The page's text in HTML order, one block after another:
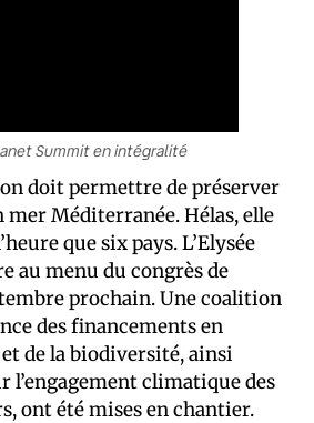
Summit en intégralité
doit permettre de préserver
Méditerranée. Hélas, elle
que six pays. L’Elysée
au menu du congrès de
prochain. Une coalition
des financements en
de la biodiversité, ainsi
l’engagement climatique des
ont été mises en chantier.